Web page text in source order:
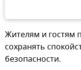
Жителям и гостям
сохранять
безопасности.